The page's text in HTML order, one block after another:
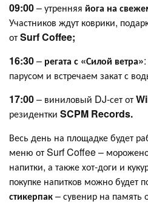
09:00– утренняя йога на
Участников ждут коврики,
отSurf Coffee;
16:30– регата с «Силой ветра»
парусом и встречаем закат с
17:00– виниловый DJ-сет от
резидентки SCPM Records.
Весь день на площадке будет
меню от Surf Coffee –
напитки, а также хот-доги и
покупке напитков можно будет
стикерпак– сувенир на память